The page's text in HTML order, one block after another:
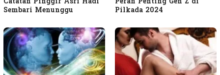
Sembari Menunggu
Pilkada 2024